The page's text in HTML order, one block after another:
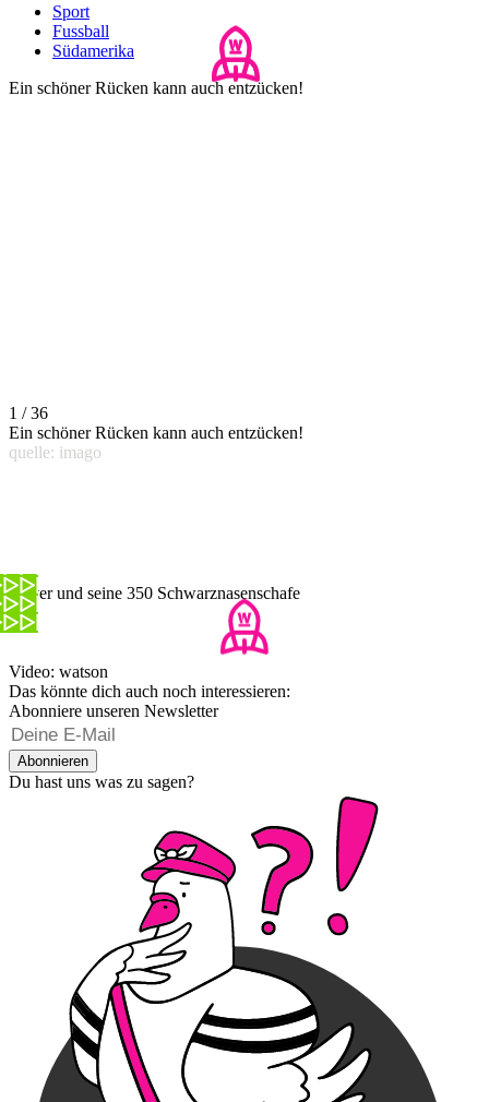
Sport
Fussball
Südamerika
Ein schöner Rücken kann auch entzücken!
1 / 36
Ein schöner Rücken kann auch entzücken!
quelle: imago
Oliver und seine 350 Schwarznasenschafe
Video: watson
Das könnte dich auch noch interessieren:
Abonniere unseren Newsletter
Abonnieren
Du hast uns was zu sagen?